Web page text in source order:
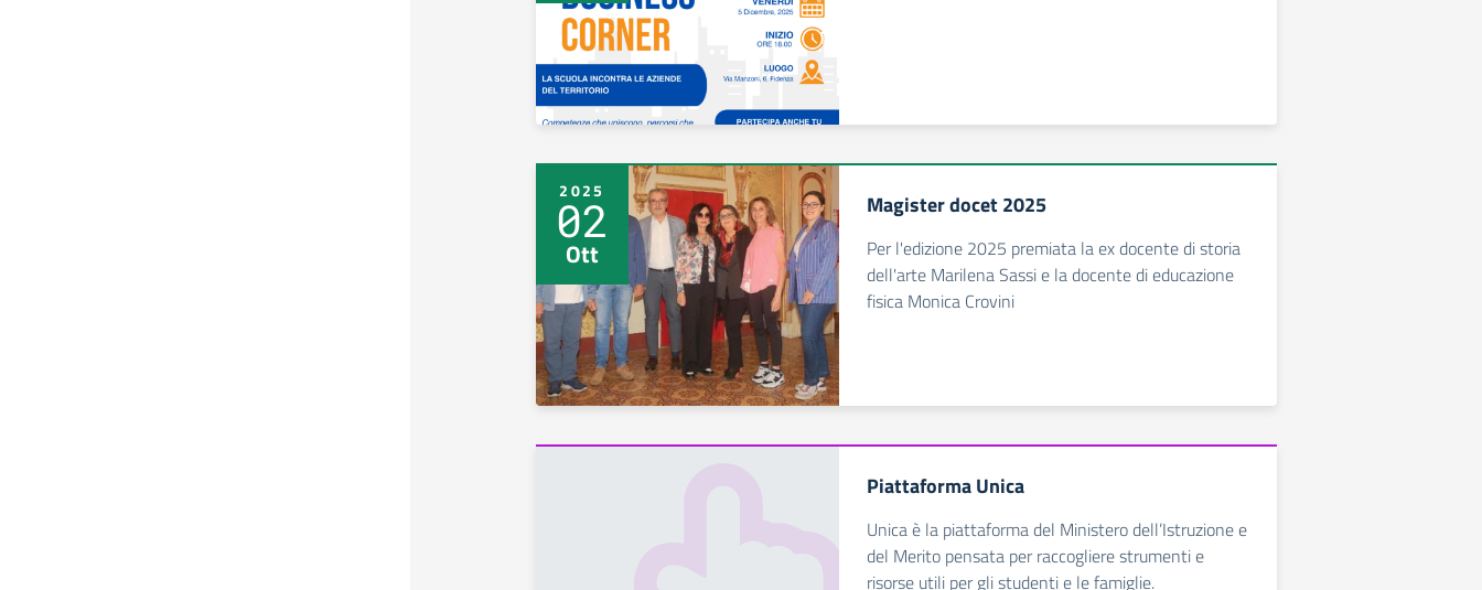
2025
02
Ott
Magister docet 2025
Per l'edizione 2025 premiata la ex docente di storia
dell'arte Marilena Sassi e la docente di educazione
fisica Monica Crovini
Piattaforma Unica
Unica è la piattaforma del Ministero dell’Istruzione e
del Merito pensata per raccogliere strumenti e
risorse utili per gli studenti e le famiglie.